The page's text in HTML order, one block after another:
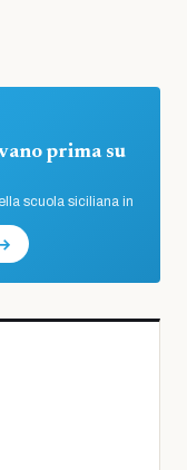
prima su
scuola siciliana in